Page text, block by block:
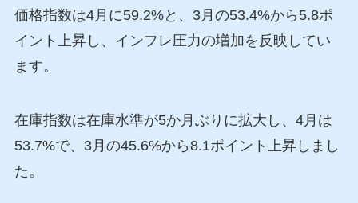
価格指数は4月に59.2%と、3月の53.4%から5.8ポ
イント上昇し、インフレ圧力の増加を反映してい
ます。
在庫指数は在庫水準が5か月ぶりに拡大し、4月は
53.7%で、3月の45.6%から8.1ポイント上昇しまし
た。